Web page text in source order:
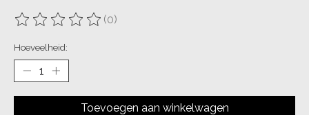
De beoordeling van dit product is
(0)
Hoeveelheid:
Toevoegen aan winkelwagen